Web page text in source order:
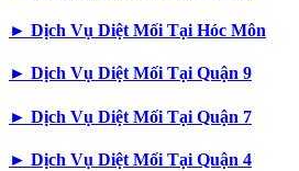
► Dịch Vụ Diệt Mối Tại Hóc Môn
► Dịch Vụ Diệt Mối Tại Quận 9
► Dịch Vụ Diệt Mối Tại Quận 7
► Dịch Vụ Diệt Mối Tại Quận 4